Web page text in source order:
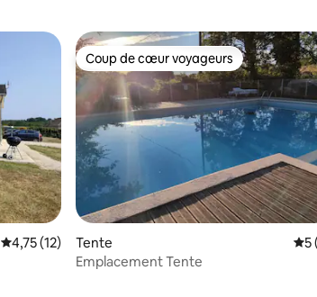
Évaluation moyenne sur la base de 12
4,75 (12)
Coup de cœur voyageurs
Coup de cœur voyageurs
Tente
5
Emplacement Tente